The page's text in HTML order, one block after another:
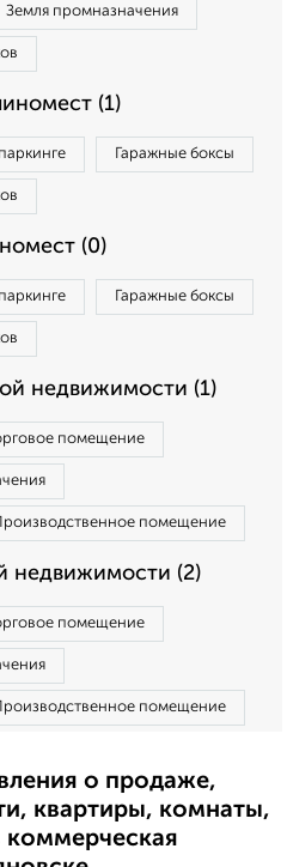
Земля промназначения
(1)
Гаражные боксы
(0)
Гаражные боксы
недвижимости (1)
помещение
помещение
недвижимости (2)
помещение
помещение
о продаже,
квартиры, комнаты,